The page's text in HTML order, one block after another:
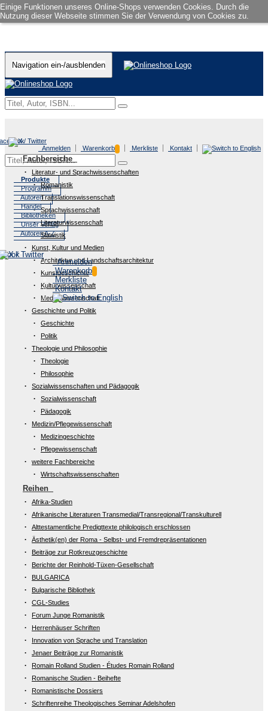
Einige Funktionen unseres Online-Shops verwenden Cookies. Durch die
Nutzung dieser Webseite stimmen Sie der Verwendung von Cookies zu.
Navigation ein-/ausblenden
Anmelden Warenkorb Merkliste Kontakt
Produkte
Programm
Autoren
Handel
Bibliotheken
Unser Verlag
Autoren A-Z
Anmelden
Warenkorb
Merkliste
Kontakt
Fachbereiche
Literatur- und Sprachwissenschaften
Romanistik
Translationswissenschaft
Sprachwissenschaft
Literaturwissenschaft
Slawistik
Kunst, Kultur und Medien
Architektur und Landschaftsarchitektur
Kunstgeschichte
Kulturwissenschaft
Medienwissenschaft
Geschichte und Politik
Geschichte
Politik
Theologie und Philosophie
Theologie
Philosophie
Sozialwissenschaften und Pädagogik
Sozialwissenschaft
Pädagogik
Medizin/Pflegewissenschaft
Medizingeschichte
Pflegewissenschaft
weitere Fachbereiche
Wirtschaftswissenschaften
Reihen
Afrika-Studien
Afrikanische Literaturen Transmedial/Transregional/Transkulturell
Alttestamentliche Predigttexte philologisch erschlossen
Ästhetik(en) der Roma - Selbst- und Fremdrepräsentationen
Beiträge zur Rotkreuzgeschichte
Berichte der Reinhold-Tüxen-Gesellschaft
BULGARICA
Bulgarische Bibliothek
CGL-Studies
Forum Junge Romanistik
Herrenhäuser Schriften
Innovation von Sprache und Translation
Jenaer Beiträge zur Romanistik
Romain Rolland Studien - Études Romain Rolland
Romanische Studien - Beihefte
Romanistische Dossiers
Schriftenreihe Theologisches Seminar Adelshofen